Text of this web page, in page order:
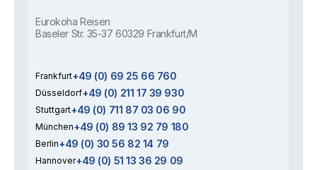
Eurokoha Reisen
Baseler Str. 35-37 60329 Frankfurt/M
Frankfurt+49 (0) 69 25 66 760
Düsseldorf+49 (0) 211 17 39 930
Stuttgart+49 (0) 711 87 03 06 90
München+49 (0) 89 13 92 79 180
Berlin+49 (0) 30 56 82 14 79
Hannover+49 (0) 51 13 36 29 09